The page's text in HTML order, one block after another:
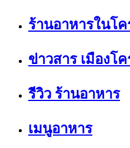
ร้านอาหารในโ
ข่าวสาร เมืองโ
รีวิว ร้านอาหาร
เมนูอาหาร